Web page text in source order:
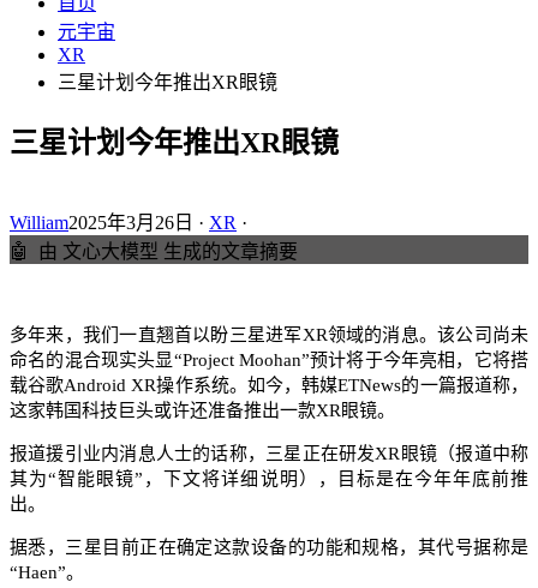
元宇宙
XR
三星计划今年推出XR眼镜
三星计划今年推出XR眼镜
William2025年3月26日 · XR ·
🤖
由 文心大模型 生成的文章摘要
多年来，我们一直翘首以盼三星进军XR领域的消息。该公司尚未
命名的混合现实头显“Project Moohan”预计将于今年亮相，它将搭
载谷歌Android XR操作系统。如今，韩媒ETNews的一篇报道称，
这家韩国科技巨头或许还准备推出一款XR眼镜。​
报道援引业内消息人士的话称，三星正在研发XR眼镜（报道中称
其为“智能眼镜”，下文将详细说明），目标是在今年年底前推
出。​
据悉，三星目前正在确定这款设备的功能和规格，其代号据称是
“Haen”。​